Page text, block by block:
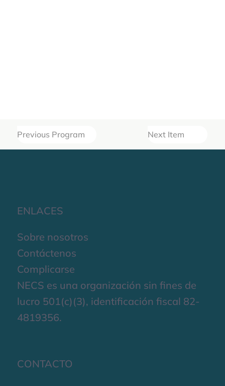
Previous Program Next Item
ENLACES
Sobre nosotros
Contáctenos
Complicarse
NECS es una organización sin fines de
lucro 501(c)(3), identificación fiscal 82-
4819356.
CONTACTO